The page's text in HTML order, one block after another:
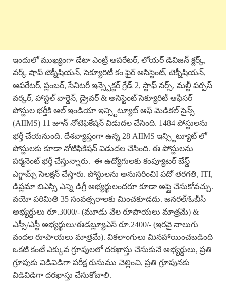
ఇందులో ముఖ్యంగా డేటా ఎంట్రీ ఆపరేటర్, లోయర్ డివిజన్ క్లర్క్,
వర్క్ షాప్ టెక్నీషియన్, సెక్యూరిటీ కం ఫైర్ అసిస్టెంట్, టెక్నీషియన్,
ఆపరేటర్, ప్లంబర్, సేనిటరీ ఇన్స్పెక్టర్ గ్రేడ్ 2, స్టాఫ్ నర్స్, మల్టీ పర్పస్
వర్కర్, హాస్టల్ వార్డెన్, డ్రైవర్ & అసిస్టెంట్ సెక్యూరిటీ ఆఫీసర్
పోస్టుల భర్తీకి ఆల్ ఇండియా ఇన్స్టిట్యూట్ ఆఫ్ మెడికల్ సైన్స్
(AIIMS) 11 జూన్ నోటిఫికేషన్ విడుదల చేసింది. 1484 పోస్టులను
భర్తీ చేయనుంది. దేశవ్యాప్తంగా ఉన్న 28 AIIMS ఇన్స్టిట్యూట్ లో
పోస్టులకు కూడా నోటిఫికేషన్ విడుదల చేసింది. ఈ పోస్టులను
పర్మనెంట్ భర్తీ చేస్తున్నారు. ఈ ఉద్యోగులకు కంప్యూటర్ బేస్డ్
ఎగ్జామ్స్ సెలక్షన్ చేస్తారు. పోస్టులను అనుసరించిI పదో తరగతి, ITI,
డిప్లమా బిఎస్సి ఎన్ని డిగ్రీ అభ్యర్థులందరూ కూడా అప్లై చేసుకోవచ్చు.
వయో పరిమితి 35 సంవత్సరాలకు మించకూడదు. జనరల్/ఓబీసీ
అభ్యర్థులు రూ.3000/- (మూడు వేల రూపాయలు మాత్రమే) &
ఎస్సీ/ఎస్టీ అభ్యర్థులు/ఈడబ్ల్యూఎస్ రూ.2400/- (ఇరవై నాలుగు
వందల రూపాయలు మాత్రమే). వికలాంగులు మినహాయించబడింది
ఒకటి కంటే ఎక్కువ గ్రూపులలో దరఖాస్తు చేసుకునే అభ్యర్థులు, ప్రతి
గ్రూపుకు విడివిడిగా పరీక్ష రుసుము చెల్లించి, ప్రతి గ్రూపునకు
విడివిడిగా దరఖాస్తు చేసుకోవాలి.